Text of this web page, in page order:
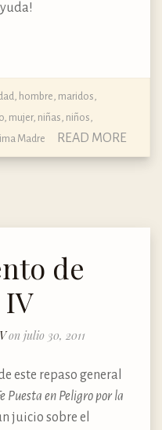
, hombre, maridos,
, mujer, niñas, niños,
Madre READ MORE
de
on julio 30, 2011
este repaso general
Puesta en Peligro por la
juicio sobre el